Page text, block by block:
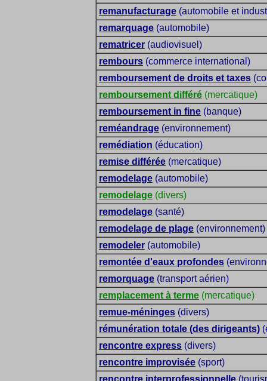
remanufacturage (automobile et
remarquage (automobile)
rematricer (audiovisuel)
rembours (commerce international)
remboursement de droits et taxes
remboursement différé (mercatique)
remboursement in fine (banque)
reméandrage (environnement)
remédiation (éducation)
remise différée (mercatique)
remodelage (automobile)
remodelage (divers)
remodelage (santé)
remodelage de plage (environnement)
remodeler (automobile)
remontée d'eaux profondes
remorquage (transport aérien)
remplacement à terme (mercatique)
remue-méninges (divers)
rémunération totale (des dirigeants)
rencontre express (divers)
rencontre improvisée (sport)
rencontre interprofessionnelle